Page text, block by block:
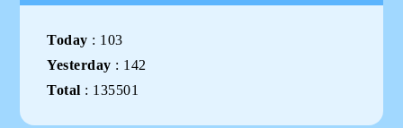
Today : 103
Yesterday : 142
Total : 135501